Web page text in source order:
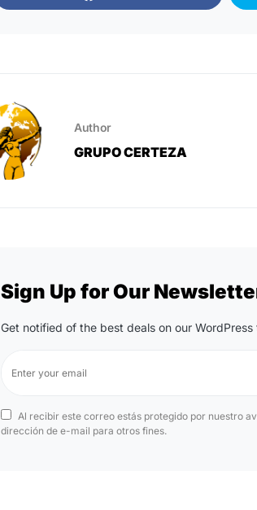
Author
GRUPO CERTEZA
Sign Up for Our
Get notified of the best deals on our WordPress
Al recibir este correo estás protegido por nuestro
dirección de e-mail para otros fines.